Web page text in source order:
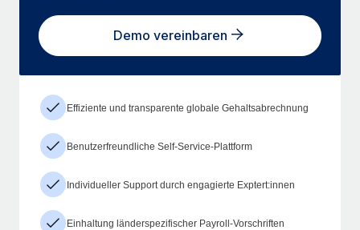
Demo vereinbaren
Effiziente und transparente globale Gehaltsabrechnung
Benutzerfreundliche Self-Service-Plattform
Individueller Support durch engagierte Exptert:innen
Einhaltung länderspezifischer Payroll-Vorschriften